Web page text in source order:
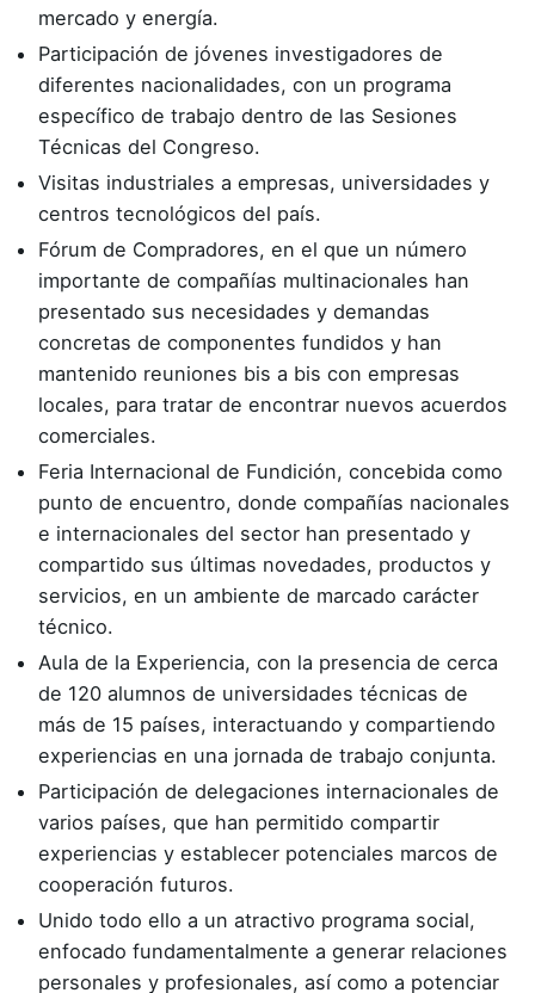
mercado y energía.
Participación de jóvenes investigadores de
diferentes nacionalidades, con un programa
específico de trabajo dentro de las Sesiones
Técnicas del Congreso.
Visitas industriales a empresas, universidades y
centros tecnológicos del país.
Fórum de Compradores, en el que un número
importante de compañías multinacionales han
presentado sus necesidades y demandas
concretas de componentes fundidos y han
mantenido reuniones bis a bis con empresas
locales, para tratar de encontrar nuevos acuerdos
comerciales.
Feria Internacional de Fundición, concebida como
punto de encuentro, donde compañías nacionales
e internacionales del sector han presentado y
compartido sus últimas novedades, productos y
servicios, en un ambiente de marcado carácter
técnico.
Aula de la Experiencia, con la presencia de cerca
de 120 alumnos de universidades técnicas de
más de 15 países, interactuando y compartiendo
experiencias en una jornada de trabajo conjunta.
Participación de delegaciones internacionales de
varios países, que han permitido compartir
experiencias y establecer potenciales marcos de
cooperación futuros.
Unido todo ello a un atractivo programa social,
enfocado fundamentalmente a generar relaciones
personales y profesionales, así como a potenciar